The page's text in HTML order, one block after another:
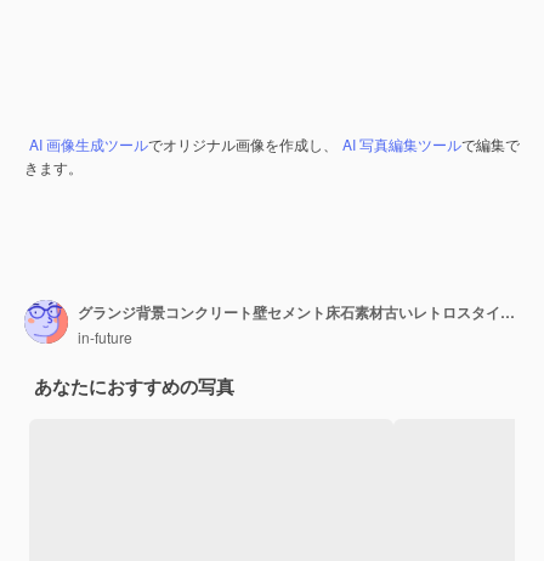
AI 画像生成ツールでオリジナル画像を作成し、 AI 写真編集ツールで編集で
きます。
グランジ背景コンクリート壁セメント床石素材古いレトロスタイル古いファッション
in-future
あなたにおすすめの写真